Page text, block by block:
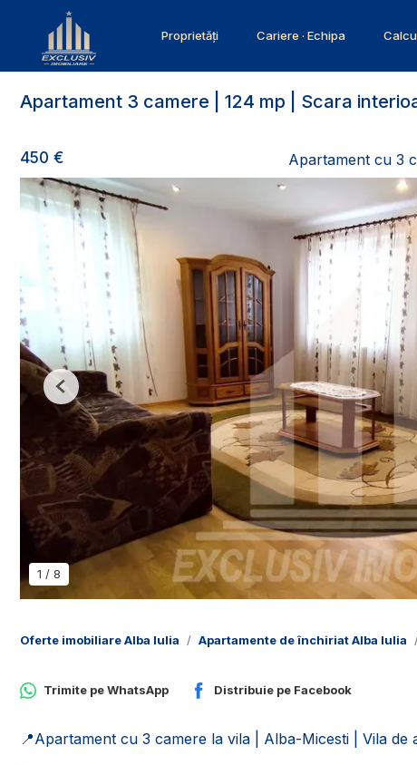
Proprietăți Cariere · Echipa
Apartament 3 camere | 124 mp | Scara
450 € Apartament cu 3
1 / 8
Previous
Oferte imobiliare Alba Iulia Apartamente de închiriat Alba Iulia
Trimite peWhatsApp Distribuie pe Facebook
📍Apartament cu 3 camere la vila | Alba-Micesti | Vila